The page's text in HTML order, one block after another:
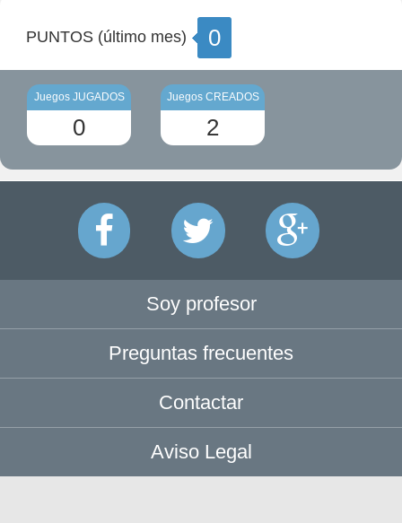
PUNTOS (último mes) 0
Juegos JUGADOS
0
Juegos CREADOS
2
Soy profesor
Preguntas frecuentes
Contactar
Aviso Legal